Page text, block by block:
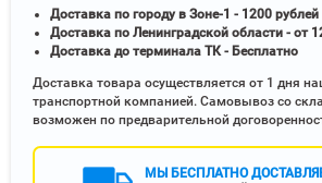
Доставка по городу в Зоне-1 - 1200 рублей
Доставка по Ленинградской области - от
Доставка до терминала ТК - Бесплатно
Доставка товара осуществляется от 1 дня
транспортной компанией. Самовывоз со
возможен по предварительной
МЫ БЕСПЛАТНО